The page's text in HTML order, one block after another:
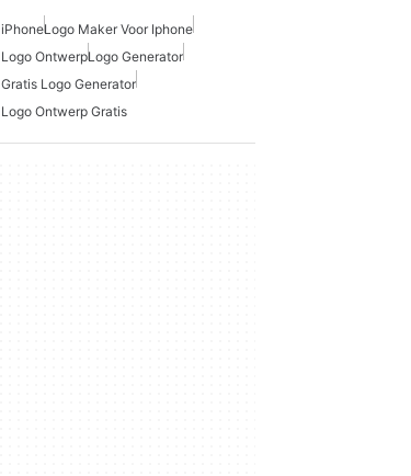
iPhoneLogo Maker Voor Iphone
Logo OntwerpLogo Generator
Gratis Logo Generator
Logo Ontwerp Gratis